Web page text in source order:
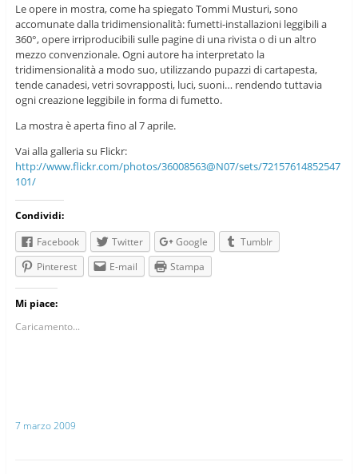
Le opere in mostra, come ha spiegato Tommi Musturi, sono
accomunate dalla tridimensionalità: fumetti-installazioni leggibili a
360°, opere irriproducibili sulle pagine di una rivista o di un altro
mezzo convenzionale. Ogni autore ha interpretato la
tridimensionalità a modo suo, utilizzando pupazzi di cartapesta,
tende canadesi, vetri sovrapposti, luci, suoni… rendendo tuttavia
ogni creazione leggibile in forma di fumetto.
La mostra è aperta fino al 7 aprile.
Vai alla galleria su Flickr:
http://www.flickr.com/photos/36008563@N07/sets/72157614852547
101/
Condividi:
Facebook
Twitter Google
Tumblr
Pinterest
E-mail Stampa
Mi piace:
Caricamento...
7 marzo 2009